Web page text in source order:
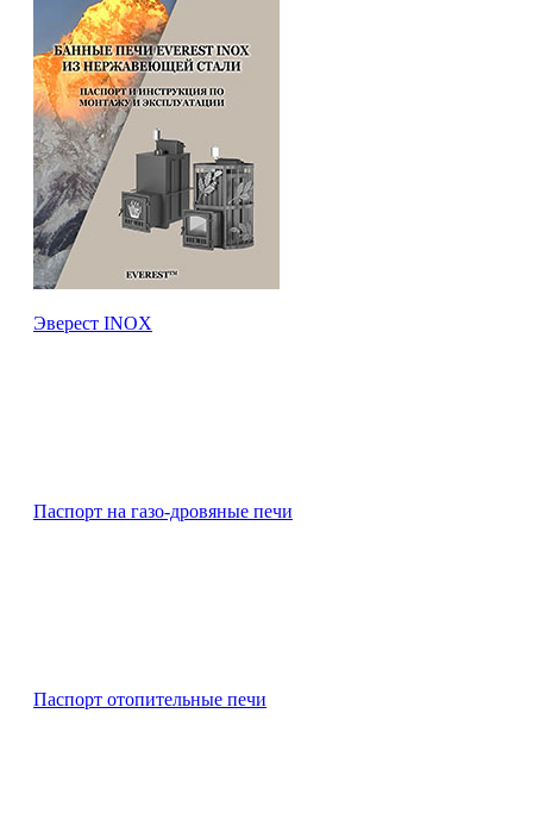
Эверест INOX
Паспорт на газо-дровяные печи
Паспорт отопительные печи